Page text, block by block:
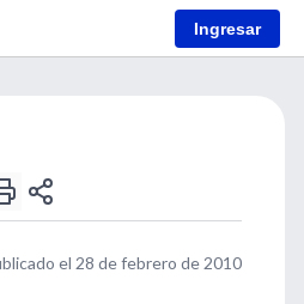
Ingresar
el 28 de febrero de 2010